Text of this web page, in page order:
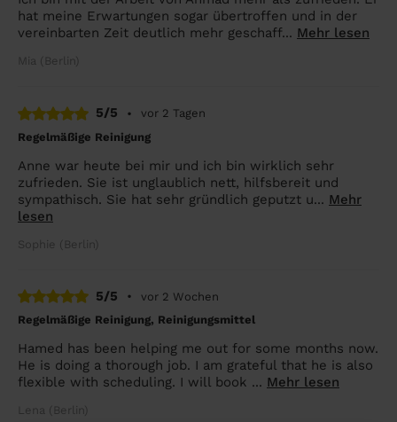
hat meine Erwartungen sogar übertroffen und in der
vereinbarten Zeit deutlich mehr geschaff... Mehr lesen
Mia (Berlin)
5/5 •
vor 2 Tagen
Regelmäßige Reinigung
Anne war heute bei mir und ich bin wirklich sehr
zufrieden. Sie ist unglaublich nett, hilfsbereit und
sympathisch. Sie hat sehr gründlich geputzt u... Mehr
lesen
Sophie (Berlin)
5/5 •
vor 2 Wochen
Regelmäßige Reinigung, Reinigungsmittel
Hamed has been helping me out for some months now.
He is doing a thorough job. I am grateful that he is also
flexible with scheduling. I will book ... Mehr lesen
Lena (Berlin)